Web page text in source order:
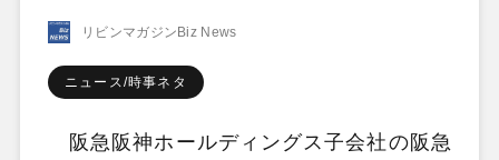
リビンマガジンBiz News
ニュース/時事ネタ
阪急阪神ホールディングス子会社の阪急